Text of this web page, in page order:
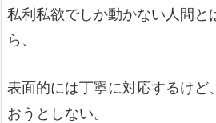
私利私欲でしか動かない人間と
ら、
表面的には丁寧に対応するけど
おうとしない。